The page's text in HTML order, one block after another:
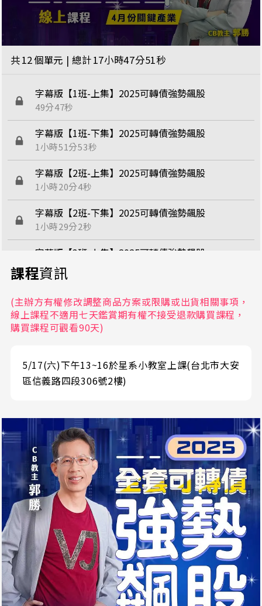
共12個單元 | 總計17小時47分51秒
字幕版【1班-上集】2025可轉債強勢飆股
49分47秒
字幕版【1班-下集】2025可轉債強勢飆股
1小時51分53秒
字幕版【2班-上集】2025可轉債強勢飆股
1小時20分4秒
字幕版【2班-下集】2025可轉債強勢飆股
1小時29分2秒
字幕版【3班-上集】2025可轉債強勢飆股
1小時29分58秒
1小時43分52秒
字幕版【4班-上集】2025可轉債強勢飆股
字幕版【4班-下集】2025可轉債強勢飆股
1小時16分49秒
1小時15分58秒
字幕版【5班-下集】2025可轉債強勢飆股
1小時40分30秒
字幕版【6班-上集】2025可轉債強勢飆股
1小時34分37秒
字幕版【6班-下集】2025可轉債強勢飆股
1小時38分36秒
課程資訊
(主辦方有權修改調整商品方案或限購或出貨相關事項，
線上課程不適用七天鑑賞期有權不接受退款購買課程，
購買課程可觀看90天)
5/17(六)下午13~16於星系小教室上課(台北市大安
區信義路四段306號2樓)